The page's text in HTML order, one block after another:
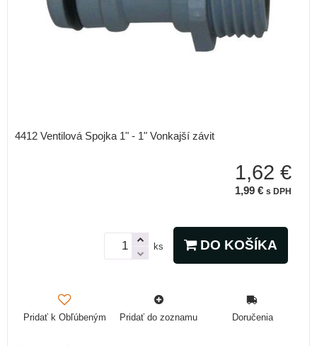
4412 Ventilová Spojka 1" - 1" Vonkajší závit
1,62 €
1,99 € s DPH
ks DO KOŠÍKA
Pridať k Obľúbeným Pridať do zoznamu Doručenia